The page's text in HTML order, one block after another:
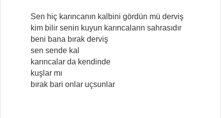
Sen hiç karıncanın kalbini gördün mü derviş
kim bilir senin kuyun karıncaların sahrasıdır
beni bana bırak derviş
sen sende kal
karıncalar da kendinde
kuşlar mı
bırak bari onlar uçsunlar